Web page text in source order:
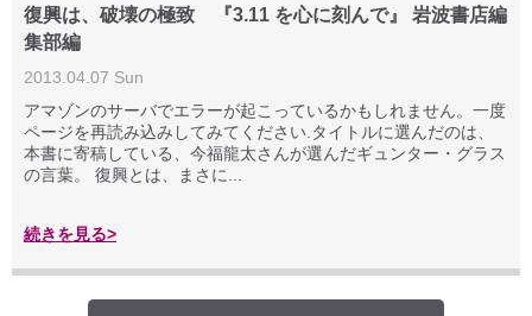
復興は、破壊の極致 『3.11 を心に刻んで』 岩波書店編
集部編
2013.04.07 Sun
アマゾンのサーバでエラーが起こっているかもしれません。一度
ページを再読み込みしてみてください.タイトルに選んだのは、
本書に寄稿している、今福龍太さんが選んだギュンター・グラス
の言葉。 復興とは、まさに...
続きを見る>